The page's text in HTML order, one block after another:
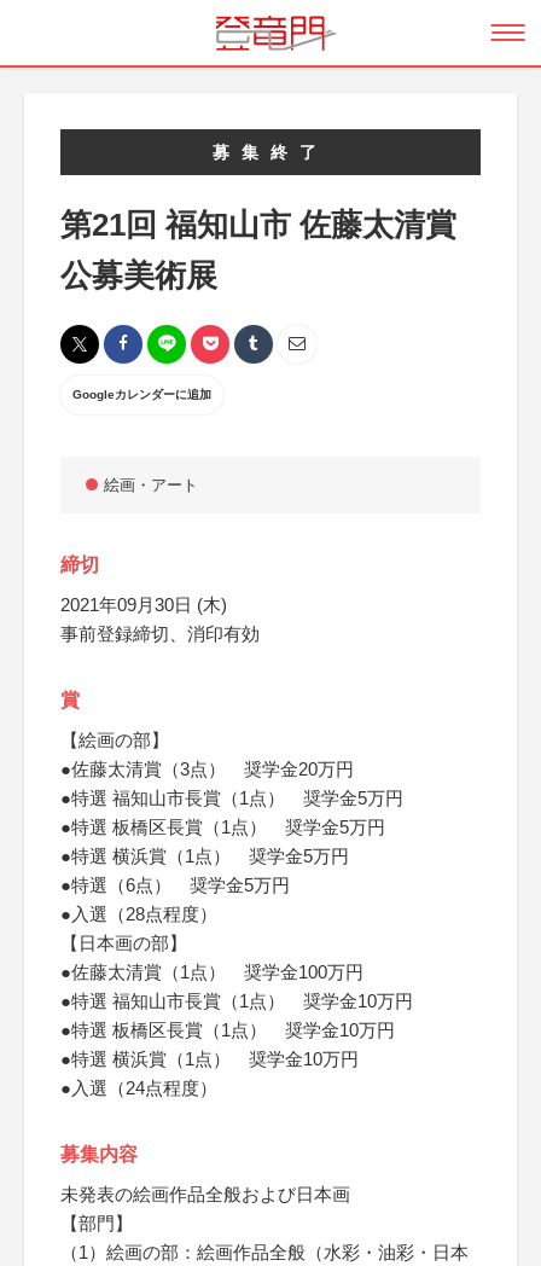
募集終了
第21回 福知山市 佐藤太清賞
公募美術展
Googleカレンダーに追加
絵画・アート
締切
2021年09月30日 (木)
事前登録締切、消印有効
賞
【絵画の部】
●佐藤太清賞（3点） 奨学金20万円
●特選 福知山市長賞（1点） 奨学金5万円
●特選 板橋区長賞（1点） 奨学金5万円
●特選 横浜賞（1点） 奨学金5万円
●特選（6点） 奨学金5万円
●入選（28点程度）
【日本画の部】
●佐藤太清賞（1点） 奨学金100万円
●特選 福知山市長賞（1点） 奨学金10万円
●特選 板橋区長賞（1点） 奨学金10万円
●特選 横浜賞（1点） 奨学金10万円
●入選（24点程度）
募集内容
未発表の絵画作品全般および日本画
【部門】
（1）絵画の部：絵画作品全般（水彩・油彩・日本